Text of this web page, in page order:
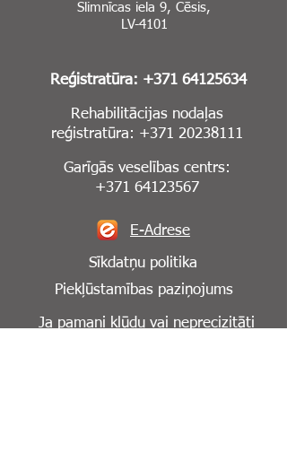
Slimnīcas iela 9, Cēsis,
LV-4101
Reģistratūra: +371 64125634
Rehabilitācijas nodaļas
reģistratūra: +371 20238111
Garīgās veselības centrs:
+371 64123567
E-Adrese
Sīkdatņu politika
Piekļūstamības paziņojums
Ja pamani kļūdu vai neprecizitāti